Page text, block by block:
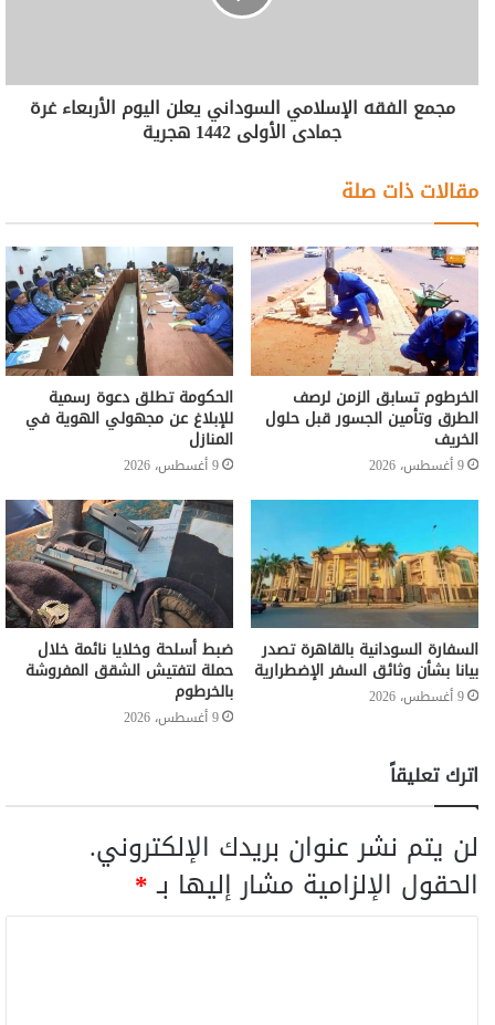
مجمع الفقه الإسلامي السوداني يعلن اليوم الأربعاء غرة
جمادى الأولى 1442 هجرية
مقالات ذات صلة
الخرطوم تسابق الزمن لرصف
الطرق وتأمين الجسور قبل حلول
الخريف
9 أغسطس، 2026
الحكومة تطلق دعوة رسمية
للإبلاغ عن مجهولي الهوية في
المنازل
9 أغسطس، 2026
السفارة السودانية بالقاهرة تصدر
بيانا بشأن وثائق السفر الإضطرارية
9 أغسطس، 2026
ضبط أسلحة وخلايا نائمة خلال
حملة لتفتيش الشقق المفروشة
بالخرطوم
9 أغسطس، 2026
اترك تعليقاً
لن يتم نشر عنوان بريدك الإلكتروني.
الحقول الإلزامية مشار إليها بـ*